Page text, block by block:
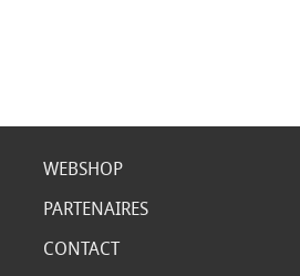
WEBSHOP
PARTENAIRES
CONTACT